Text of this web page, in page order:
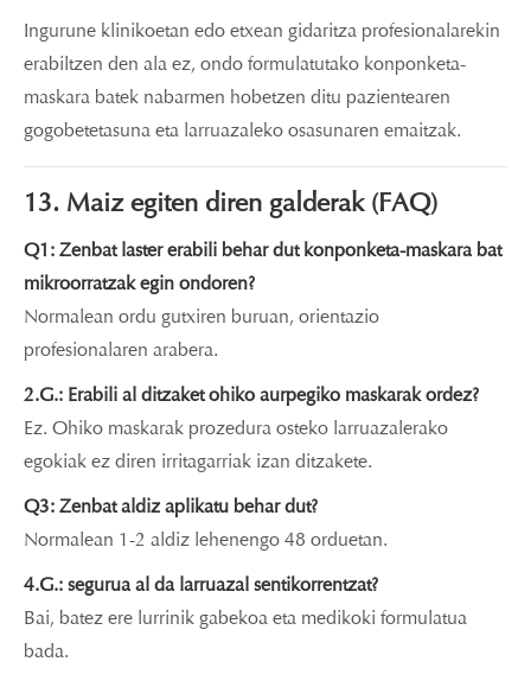
Ingurune klinikoetan edo etxean gidaritza profesionalarekin
erabiltzen den ala ez, ondo formulatutako konponketa-
maskara batek nabarmen hobetzen ditu pazientearen
gogobetetasuna eta larruazaleko osasunaren emaitzak.
13. Maiz egiten diren galderak (FAQ)
Q1: Zenbat laster erabili behar dut konponketa-maskara bat
mikroorratzak egin ondoren?
Normalean ordu gutxiren buruan, orientazio
profesionalaren arabera.
2.G.: Erabili al ditzaket ohiko aurpegiko maskarak ordez?
Ez. Ohiko maskarak prozedura osteko larruazalerako
egokiak ez diren irritagarriak izan ditzakete.
Q3: Zenbat aldiz aplikatu behar dut?
Normalean 1-2 aldiz lehenengo 48 orduetan.
4.G.: segurua al da larruazal sentikorrentzat?
Bai, batez ere lurrinik gabekoa eta medikoki formulatua
bada.